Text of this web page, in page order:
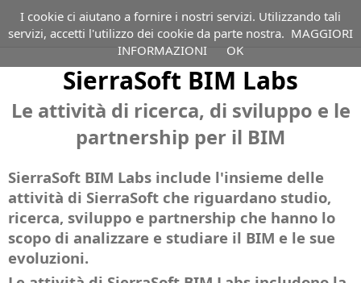
per
le
infrastrutture
La
metodologia
del
Building
Information
PRODOTTI
BIM
per
la
topografia,
la
progettazione
di
BIM
Modeling
Estensione
software
per
la
modellazione
TECNOLOGIE
M3
Framework
Piattaforma
software
BIM
VIDEO
Video
SierraSoft
Video
sul
SERVIZI
Panoramica
Panoramica
AZIENDA
Panoramica
SOCIAL
SierraSoft BIM Labs - Le attività di ricerca, di sviluppo e le
partnership per il BIMLe attività di ricerca, di sviluppo e le
partnership per il BIM
SierraSoft BIM Labs
Le attività di ricerca, di sviluppo e le
partnership per il BIM
SierraSoft BIM Labs include l'insieme delle
attività di SierraSoft che riguardano studio,
ricerca, sviluppo e partnership che hanno lo
scopo di analizzare e studiare il BIM e le sue
evoluzioni.
I cookie ci aiutano a fornire i nostri servizi. Utilizzando tali
servizi, accetti l'utilizzo dei cookie da parte nostra. MAGGIORI
INFORMAZIONI
OK